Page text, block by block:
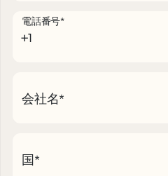
電話番号*
会社名*
国*